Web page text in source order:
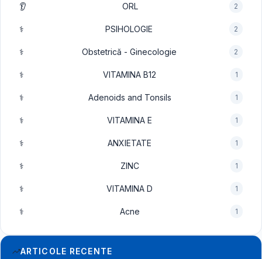
👂 ORL 2
⚕️ PSIHOLOGIE 2
⚕️ Obstetrică - Ginecologie 2
⚕️ VITAMINA B12 1
⚕️ Adenoids and Tonsils 1
⚕️ VITAMINA E 1
⚕️ ANXIETATE 1
⚕️ ZINC 1
⚕️ VITAMINA D 1
⚕️ Acne 1
ARTICOLE RECENTE